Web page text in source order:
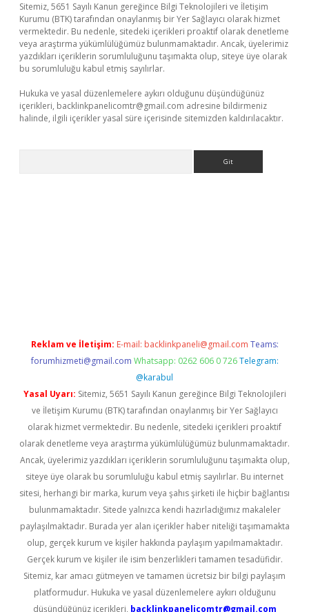
Sitemiz, 5651 Sayılı Kanun gereğince Bilgi Teknolojileri ve İletişim
Kurumu (BTK) tarafından onaylanmış bir Yer Sağlayıcı olarak hizmet
vermektedir. Bu nedenle, sitedeki içerikleri proaktif olarak denetleme
veya araştırma yükümlülüğümüz bulunmamaktadır. Ancak, üyelerimiz
yazdıkları içeriklerin sorumluluğunu taşımakta olup, siteye üye olarak
bu sorumluluğu kabul etmiş sayılırlar.
Hukuka ve yasal düzenlemelere aykırı olduğunu düşündüğünüz
içerikleri, backlinkpanelicomtr@gmail.com adresine bildirmeniz
halinde, ilgili içerikler yasal süre içerisinde sitemizden kaldırılacaktır.
Reklam ve İletişim: E-mail: backlinkpaneli@gmail.com Teams:
forumhizmeti@gmail.com Whatsapp: 0262 606 0 726 Telegram:
@karabul
Yasal Uyarı: Sitemiz, 5651 Sayılı Kanun gereğince Bilgi Teknolojileri
ve İletişim Kurumu (BTK) tarafından onaylanmış bir Yer Sağlayıcı
olarak hizmet vermektedir. Bu nedenle, sitedeki içerikleri proaktif
olarak denetleme veya araştırma yükümlülüğümüz bulunmamaktadır.
Ancak, üyelerimiz yazdıkları içeriklerin sorumluluğunu taşımakta olup,
siteye üye olarak bu sorumluluğu kabul etmiş sayılırlar. Bu internet
sitesi, herhangi bir marka, kurum veya şahıs şirketi ile hiçbir bağlantısı
bulunmamaktadır. Sitede yalnızca kendi hazırladığımız makaleler
paylaşılmaktadır. Burada yer alan içerikler haber niteliği taşımamakta
olup, gerçek kurum ve kişiler hakkında paylaşım yapılmamaktadır.
Gerçek kurum ve kişiler ile isim benzerlikleri tamamen tesadüfidir.
Sitemiz, kar amacı gütmeyen ve tamamen ücretsiz bir bilgi paylaşım
platformudur. Hukuka ve yasal düzenlemelere aykırı olduğunu
düşündüğünüz içerikleri, backlinkpanelicomtr@gmail.com